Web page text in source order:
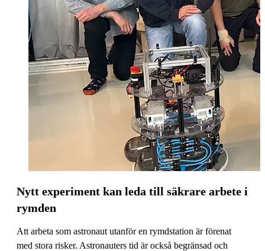
Nytt experiment kan leda till säkrare arbete i
rymden
Att arbeta som astronaut utanför en rymdstation är förenat
med stora risker. Astronauters tid är också begränsad och